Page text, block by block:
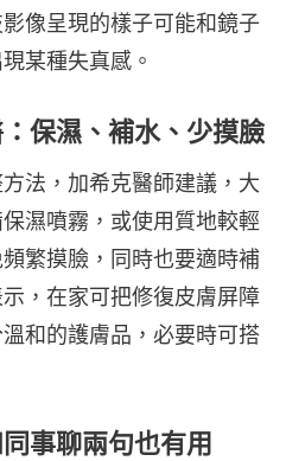
像呈現的樣子可能和鏡子
某種失真感。
保濕、補水、少摸臉
法，加希克醫師建議，大
濕噴霧，或使用質地較輕
繁摸臉，同時也要適時補
，在家可把修復皮膚屏障
和的護膚品，必要時可搭
事聊兩句也有用